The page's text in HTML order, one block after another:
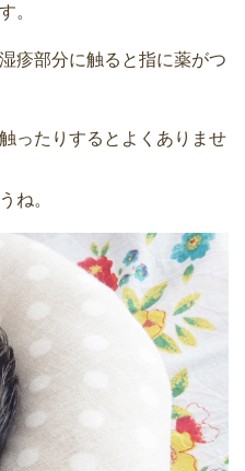
。
疹部分に触ると指に薬がつ
ったりするとよくありませ
ね。